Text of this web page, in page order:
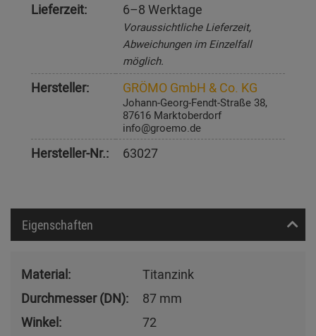
Lieferzeit:
6–8 Werktage
Voraussichtliche Lieferzeit,
Abweichungen im Einzelfall
möglich.
Hersteller: GRÖMO GmbH & Co. KG
Johann-Georg-Fendt-Straße 38,
87616 Marktoberdorf
info@groemo.de
Hersteller-Nr.: 63027
Eigenschaften
Material:
Titanzink
Durchmesser (DN):
87 mm
Winkel:
72